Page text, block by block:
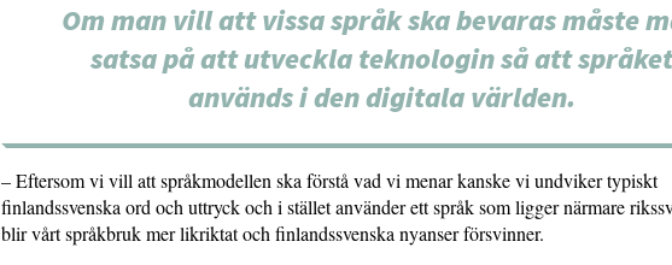
Om man vill att vissa språk ska bevaras måste
satsa på att utveckla teknologin så att språket
används i den digitala världen.
– Eftersom vi vill att språkmodellen ska förstå vad vi menar kanske vi undviker typiskt
finlandssvenska ord och uttryck och i stället använder ett språk som ligger närmare
blir vårt språkbruk mer likriktat och finlandssvenska nyanser försvinner.